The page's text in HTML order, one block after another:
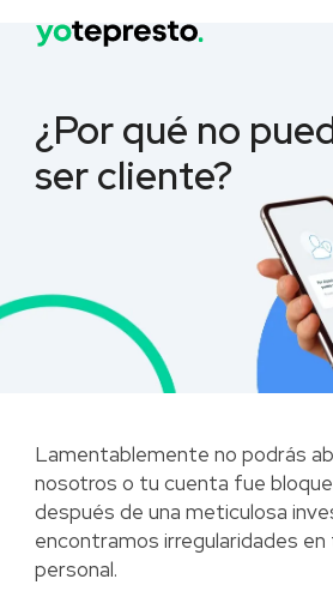
¿Por qué no
ser cliente?
Lamentablemente no podrás
nosotros o tu cuenta fue
después de una meticulosa
encontramos irregularidades
personal.